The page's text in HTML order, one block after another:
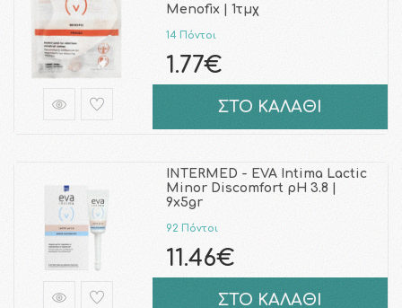
Menofix | 1τμχ
14 Πόντοι
1.77€
ΣΤΟ ΚΑΛΑΘΙ
INTERMED - EVA Intima Lactic
Minor Discomfort pH 3.8 |
9x5gr
92 Πόντοι
11.46€
ΣΤΟ ΚΑΛΑΘΙ